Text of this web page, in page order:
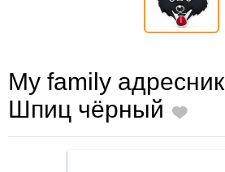
My family адресник
Шпиц чёрный